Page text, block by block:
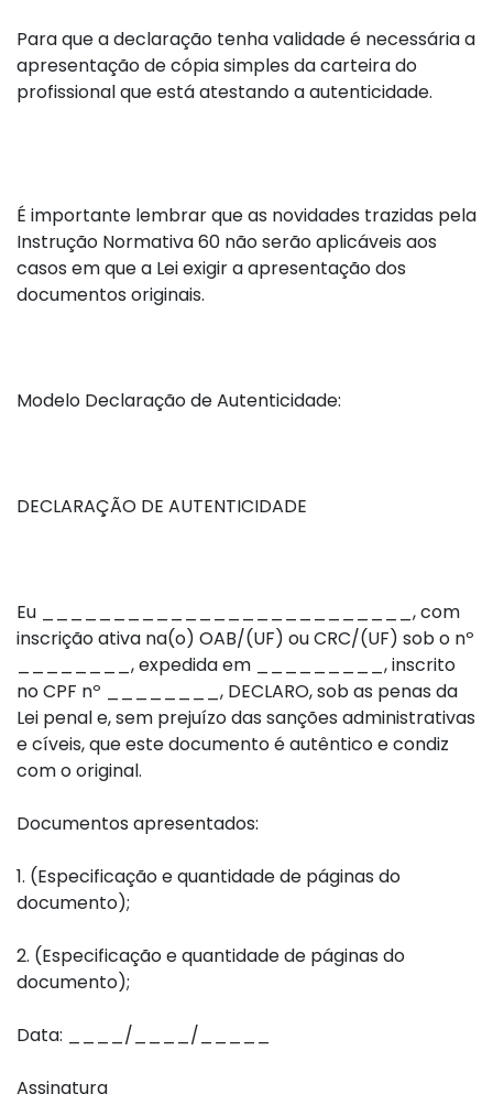
Para que a declaração tenha validade é necessária a
apresentação de cópia simples da carteira do
profissional que está atestando a autenticidade.
É importante lembrar que as novidades trazidas pela
Instrução Normativa 60 não serão aplicáveis aos
casos em que a Lei exigir a apresentação dos
documentos originais.
Modelo Declaração de Autenticidade:
DECLARAÇÃO DE AUTENTICIDADE
Eu __________________________, com
inscrição ativa na(o) OAB/(UF) ou CRC/(UF) sob o nº
________, expedida em _________, inscrito
no CPF nº ________, DECLARO, sob as penas da
Lei penal e, sem prejuízo das sanções administrativas
e cíveis, que este documento é autêntico e condiz
com o original.
Documentos apresentados:
1. (Especificação e quantidade de páginas do
documento);
2. (Especificação e quantidade de páginas do
documento);
Data: ____/____/_____
Assinatura